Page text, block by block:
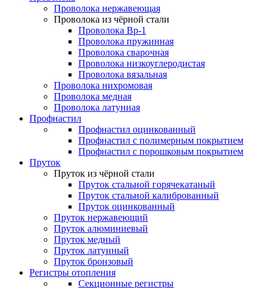
Проволока нержавеющая
Проволока из чёрной стали
Проволока Вр-1
Проволока пружинная
Проволока сварочная
Проволока низкоуглеродистая
Проволока вязальная
Проволока нихромовая
Проволока медная
Проволока латунная
Профнастил
Профнастил оцинкованный
Профнастил с полимерным покрытием
Профнастил с порошковым покрытием
Пруток
Пруток из чёрной стали
Пруток стальной горячекатаный
Пруток стальной калиброванный
Пруток оцинкованный
Пруток нержавеющий
Пруток алюминиевый
Пруток медный
Пруток латунный
Пруток бронзовый
Регистры отопления
Секционные регистры